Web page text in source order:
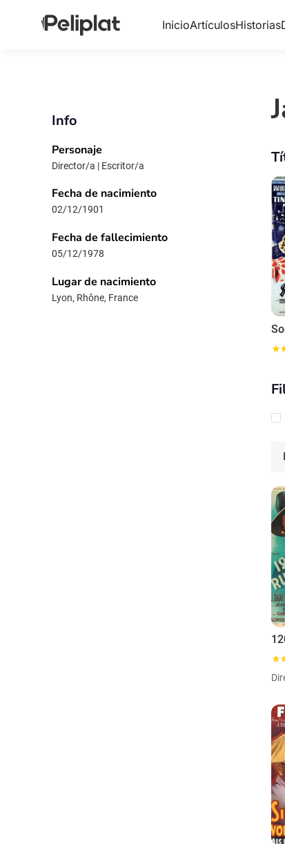
InicioArtículosHistorias
Info
Personaje
Director/a | Escritor/a
Fecha de nacimiento
02/12/1901
Fecha de fallecimiento
05/12/1978
Lugar de nacimiento
Lyon, Rhône, France